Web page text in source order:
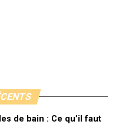
de bain : Ce qu’il faut